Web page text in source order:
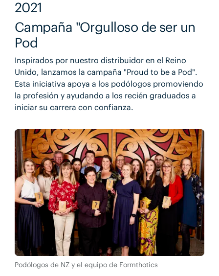
2021
Campaña "Orgulloso de ser un
Pod
Inspirados por nuestro distribuidor en el Reino
Unido, lanzamos la campaña "Proud to be a Pod".
Esta iniciativa apoya a los podólogos promoviendo
la profesión y ayudando a los recién graduados a
iniciar su carrera con confianza.
Podólogos de NZ y el equipo de Formthotics